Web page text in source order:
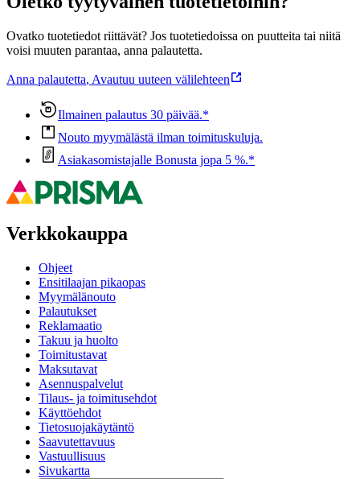
Ovatko tuotetiedot riittävät? Jos tuotetiedoissa on puutteita tai niitä
voisi muuten parantaa, anna palautetta.
Anna palautetta, Avautuu uuteen välilehteen
Ilmainen palautus 30 päivää.*
Nouto myymälästä ilman toimituskuluja.
Asiakasomistajalle Bonusta jopa 5 %.*
Verkkokauppa
Ohjeet
Ensitilaajan pikaopas
Myymälänouto
Palautukset
Reklamaatio
Takuu ja huolto
Toimitustavat
Maksutavat
Asennuspalvelut
Tilaus- ja toimitusehdot
Käyttöehdot
Tietosuojakäytäntö
Saavutettavuus
Vastuullisuus
Sivukartta